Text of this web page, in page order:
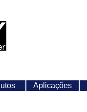
Produtos
Aplicações